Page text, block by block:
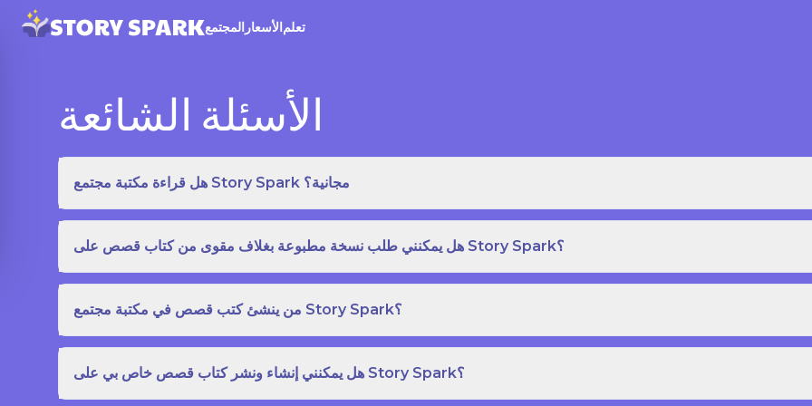
المجتمع الأسعارتعلم
الأسئلة الشائعة
هل قراءة مكتبة مجتمع Story Spark مجانية؟
هل يمكنني طلب نسخة مطبوعة بغلاف مقوى من كتاب قصص على Story Spark؟
من ينشئ كتب قصص في مكتبة مجتمع Story Spark؟
هل يمكنني إنشاء ونشر كتاب قصص خاص بي على Story Spark؟